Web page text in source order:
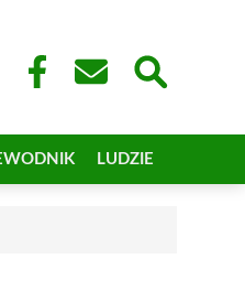
LUDZIE